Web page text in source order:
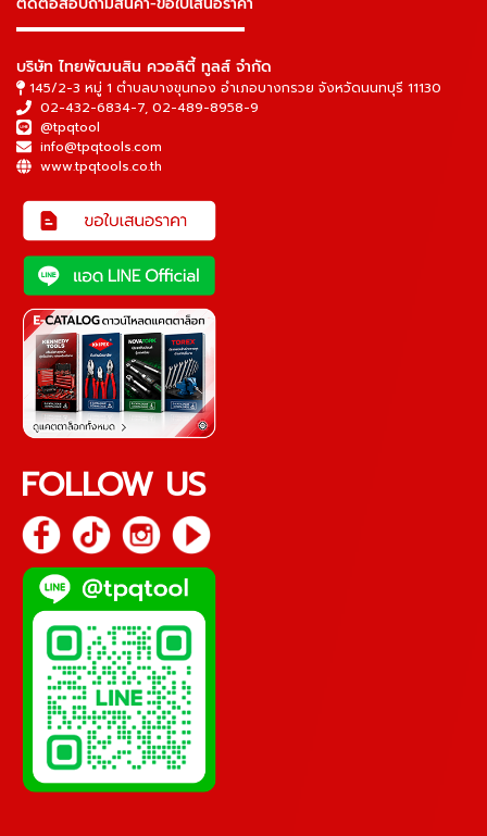
▬▬▬▬▬▬▬▬▬▬▬▬▬▬▬
บริษัท ไทยพัฒนสิน ควอลิตี้ ทูลส์ จำกัด
145/2-3 หมู่ 1 ตำบลบางขุนกอง อำเภอบางกรวย จังหวัดนนทบุรี 11130
02-432-6834-7, 02-489-8958-9
@tpqtool
info@tpqtools.com
www.tpqtools.co.th
FOLLOW US